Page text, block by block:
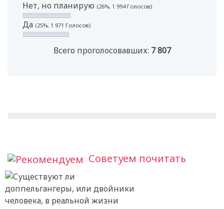
Нет, но планирую (26%, 1 994 Голосов)
Да (25%, 1 971 Голосов)
Всего проголосовавших: 7 807
Советуем почитать